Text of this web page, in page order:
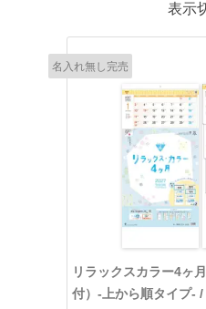
表示
リラックスカラー4ヶ
付）-上から順タイプ-
名入れ無し完売